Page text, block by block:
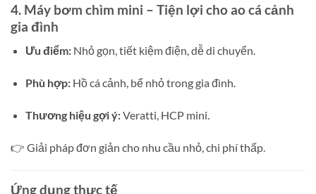
4. Máy bơm chìm mini – Tiện lợi cho ao cá cảnh
gia đình
Ưu điểm:Nhỏ gọn, tiết kiệm điện, dễ di chuyển.
Phù hợp:Hồ cá cảnh, bể nhỏ trong gia đình.
Thương hiệu gợi ý:Veratti, HCP mini.
👉 Giải pháp đơn giản cho nhu cầu nhỏ, chi phí thấp.
Ứng dụng thực tế